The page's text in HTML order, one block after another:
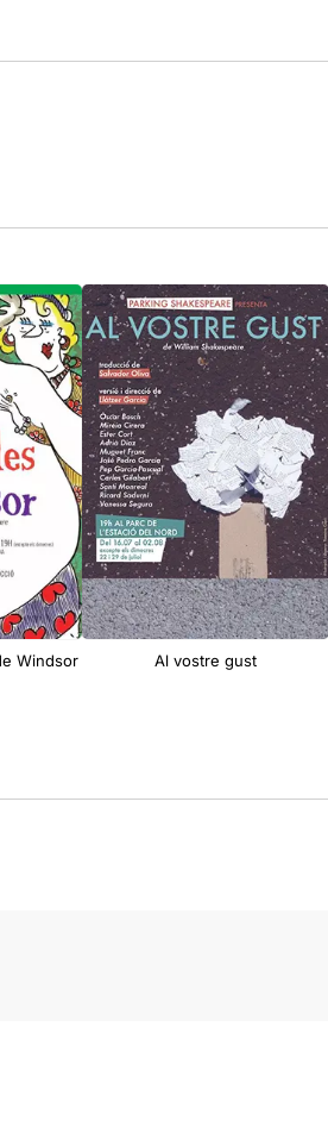
Windsor Al vostre gust